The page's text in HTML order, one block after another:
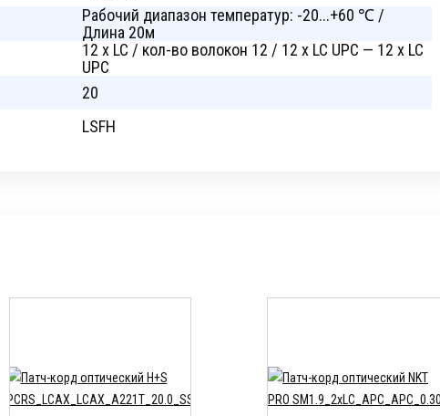
Рабочий диапазон температур: -20...+60 ℃ /
Длина 20м
12 x LC / кол-во волокон 12 / 12 x LC UPC — 12 x LC
UPC
20
LSFH